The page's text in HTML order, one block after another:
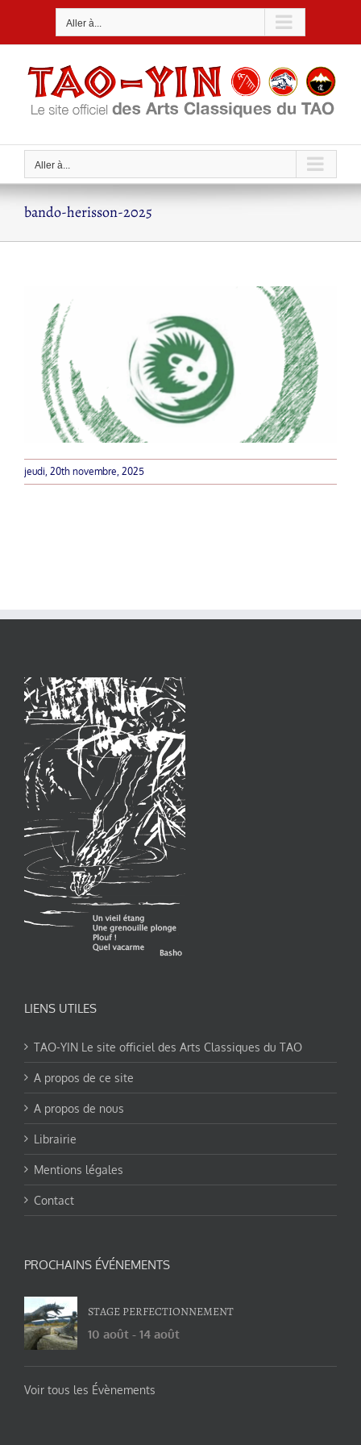
Aller à...
Aller à...
bando-herisson-2025
jeudi, 20th novembre, 2025
LIENS UTILES
TAO-YIN Le site officiel des Arts Classiques du TAO
A propos de ce site
A propos de nous
Librairie
Mentions légales
Contact
PROCHAINS ÉVÉNEMENTS
STAGE PERFECTIONNEMENT
10 août - 14 août
Voir tous les Évènements